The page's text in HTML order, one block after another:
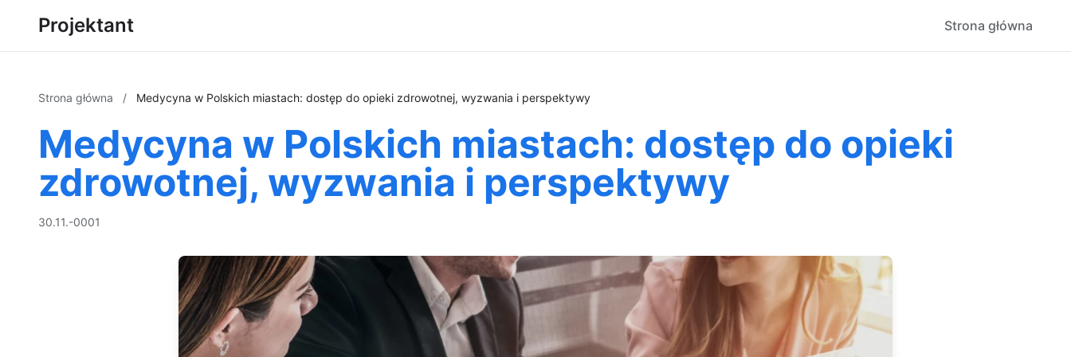
Projektant Strona główna
Strona główna / Medycyna w Polskich miastach: dostęp do opieki zdrowotnej, wyzwania i perspektywy
Medycyna w Polskich miastach: dostęp do opieki
zdrowotnej, wyzwania i perspektywy
30.11.-0001